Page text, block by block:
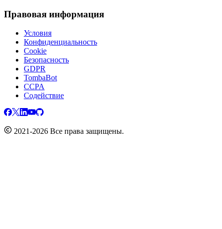
Правовая информация
Условия
Конфиденциальность
Cookie
Безопасность
GDPR
TombaBot
CCPA
Содействие
2021-2026 Все права защищены.